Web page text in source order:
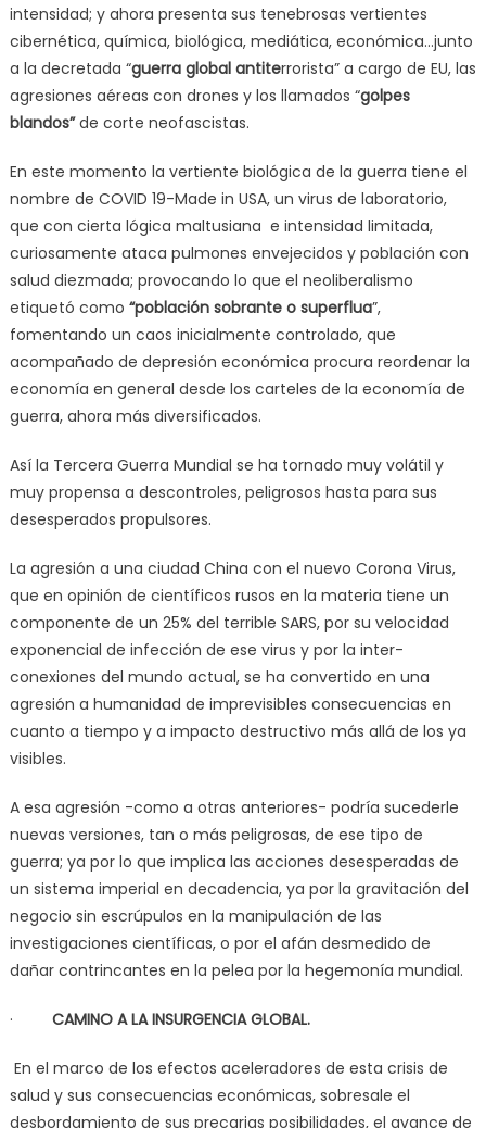
intensidad; y ahora presenta sus tenebrosas vertientes
cibernética, química, biológica, mediática, económica…junto
a la decretada “guerra global antiterrorista” a cargo de EU, las
agresiones aéreas con drones y los llamados “golpes
blandos”de corte neofascistas.
En este momento la vertiente biológica de la guerra tiene el
nombre de COVID 19-Made in USA, un virus de laboratorio,
que con cierta lógica maltusiana e intensidad limitada,
curiosamente ataca pulmones envejecidos y población con
salud diezmada; provocando lo que el neoliberalismo
etiquetó como “población sobrante o superflua”,
fomentando un caos inicialmente controlado, que
acompañado de depresión económica procura reordenar la
economía en general desde los carteles de la economía de
guerra, ahora más diversificados.
Así la Tercera Guerra Mundial se ha tornado muy volátil y
muy propensa a descontroles, peligrosos hasta para sus
desesperados propulsores.
La agresión a una ciudad China con el nuevo Corona Virus,
que en opinión de científicos rusos en la materia tiene un
componente de un 25% del terrible SARS, por su velocidad
exponencial de infección de ese virus y por la inter-
conexiones del mundo actual, se ha convertido en una
agresión a humanidad de imprevisibles consecuencias en
cuanto a tiempo y a impacto destructivo más allá de los ya
visibles.
A esa agresión -como a otras anteriores- podría sucederle
nuevas versiones, tan o más peligrosas, de ese tipo de
guerra; ya por lo que implica las acciones desesperadas de
un sistema imperial en decadencia, ya por la gravitación del
negocio sin escrúpulos en la manipulación de las
investigaciones científicas, o por el afán desmedido de
dañar contrincantes en la pelea por la hegemonía mundial.
· CAMINO A LA INSURGENCIA GLOBAL.
En el marco de los efectos aceleradores de esta crisis de
salud y sus consecuencias económicas, sobresale el
desbordamiento de sus precarias posibilidades, el avance de